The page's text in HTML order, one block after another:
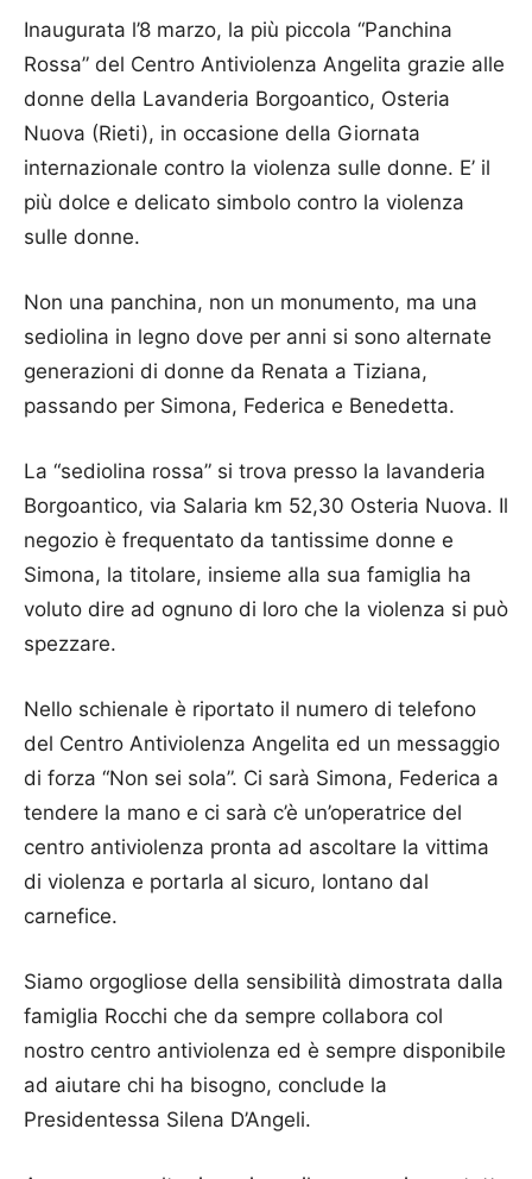
Inaugurata l’8 marzo, la più piccola “Panchina
Rossa” del Centro Antiviolenza Angelita grazie alle
donne della Lavanderia Borgoantico, Osteria
Nuova (Rieti), in occasione della Giornata
internazionale contro la violenza sulle donne. E’ il
più dolce e delicato simbolo contro la violenza
sulle donne.
Non una panchina, non un monumento, ma una
sediolina in legno dove per anni si sono alternate
generazioni di donne da Renata a Tiziana,
passando per Simona, Federica e Benedetta.
La “sediolina rossa” si trova presso la lavanderia
Borgoantico, via Salaria km 52,30 Osteria Nuova. Il
negozio è frequentato da tantissime donne e
Simona, la titolare, insieme alla sua famiglia ha
voluto dire ad ognuno di loro che la violenza si può
spezzare.
Nello schienale è riportato il numero di telefono
del Centro Antiviolenza Angelita ed un messaggio
di forza “Non sei sola”. Ci sarà Simona, Federica a
tendere la mano e ci sarà c’è un’operatrice del
centro antiviolenza pronta ad ascoltare la vittima
di violenza e portarla al sicuro, lontano dal
carnefice.
Siamo orgogliose della sensibilità dimostrata dalla
famiglia Rocchi che da sempre collabora col
nostro centro antiviolenza ed è sempre disponibile
ad aiutare chi ha bisogno, conclude la
Presidentessa Silena D’Angeli.